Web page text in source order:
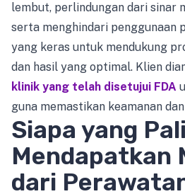
lembut, perlindungan dari sinar
serta menghindari penggunaan
yang keras untuk mendukung
dan hasil yang optimal. Klien
klinik yang telah disetujui FDA
guna memastikan keamanan
Siapa yang
Mendapatkan
dari